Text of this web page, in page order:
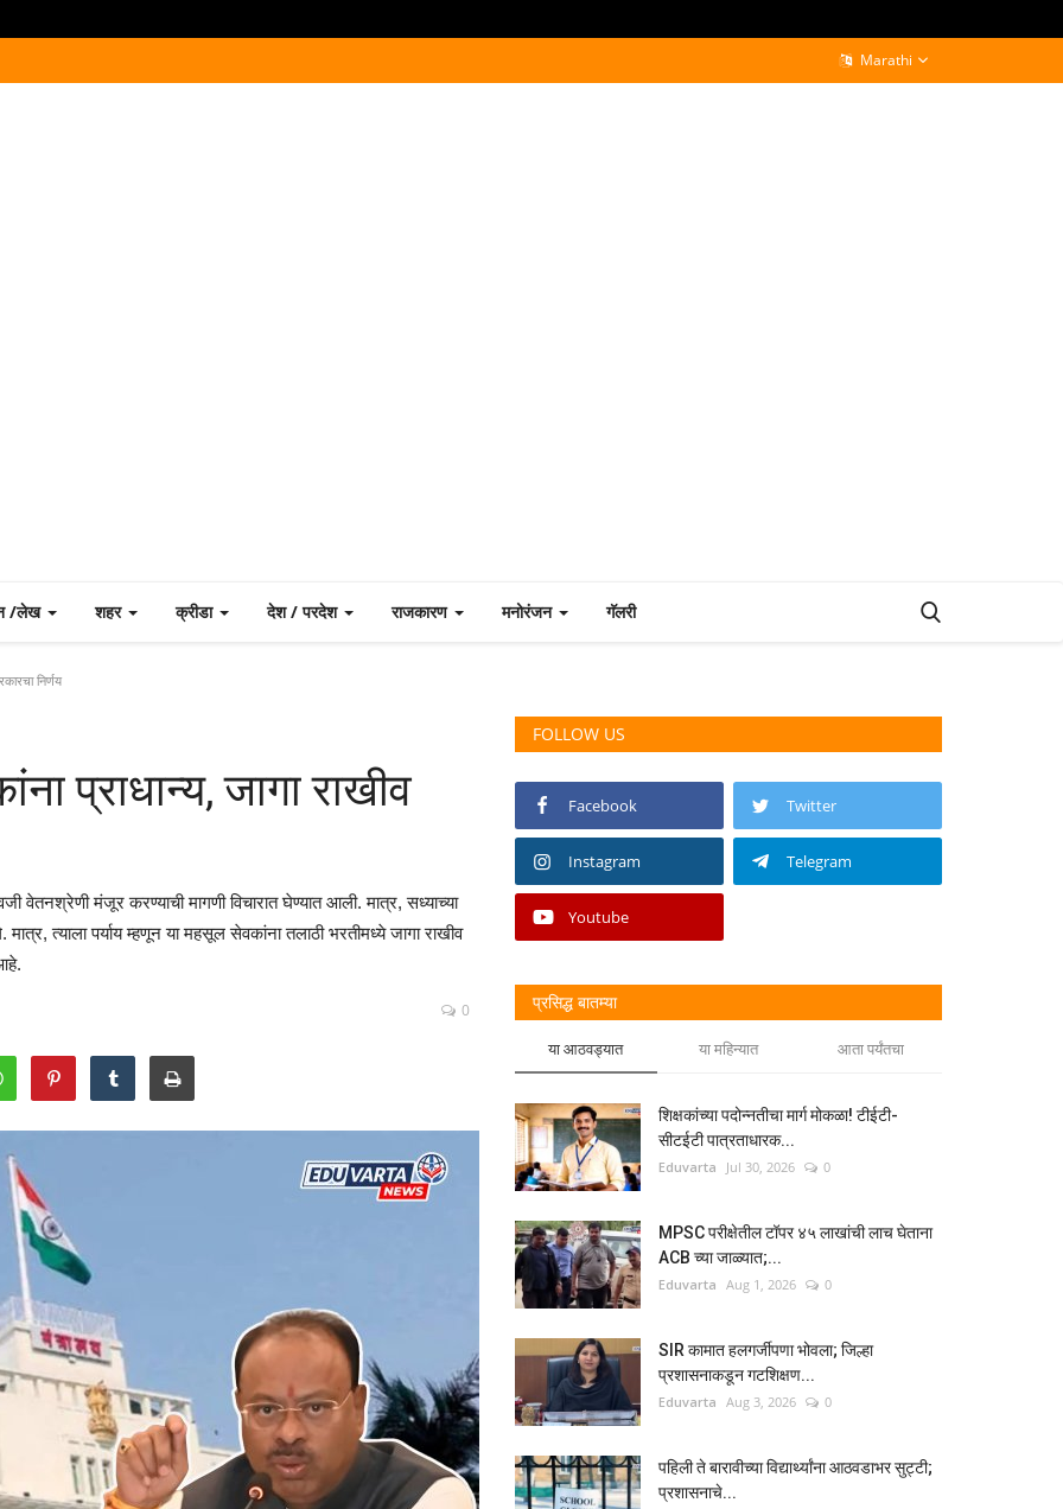
Marathi
/लेख शहर क्रीडा देश / परदेश राजकारण मनोरंजन गॅलरी
निर्णय
प्राधान्य, जागा राखीव
मंजूर करण्याची मागणी विचारात घेण्यात आली. मात्र, सध्याच्या
त्याला पर्याय म्हणून या महसूल सेवकांना तलाठी भरतीमध्ये जागा राखीव
0
FOLLOW US
Facebook Twitter
Instagram Telegram
Youtube
प्रसिद्ध बातम्या
या आठवड्यात या महिन्यात आता पर्यंतचा
शिक्षकांच्या पदोन्नतीचा मार्ग मोकळा! टीईटी-
सीटईटी पात्रताधारक...
Eduvarta Jul 30, 2026 0
MPSC परीक्षेतील टॉपर ४५ लाखांची लाच घेताना
ACB च्या जाळ्यात;...
Eduvarta Aug 1, 2026 0
SIR कामात हलगर्जीपणा भोवला; जिल्हा
प्रशासनाकडून गटशिक्षण...
Eduvarta Aug 3, 2026 0
पहिली ते बारावीच्या विद्यार्थ्यांना आठवडाभर सुट्टी;
प्रशासनाचे...